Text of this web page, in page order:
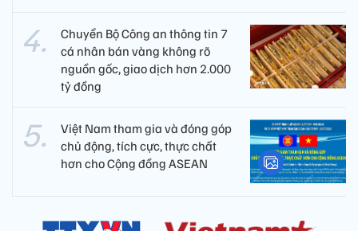
Chuyển Bộ Công an thông tin 7
cá nhân bán vàng không rõ
nguồn gốc, giao dịch hơn 2.000
tỷ đồng
Việt Nam tham gia và đóng góp
chủ động, tích cực, thực chất
hơn cho Cộng đồng ASEAN